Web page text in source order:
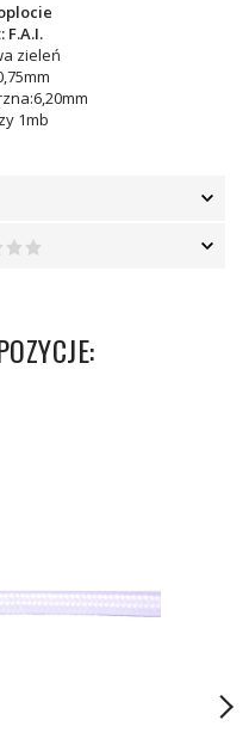
F.A.I.
zieleń
1mb